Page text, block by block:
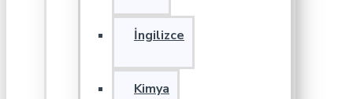
İngilizce
Kimya